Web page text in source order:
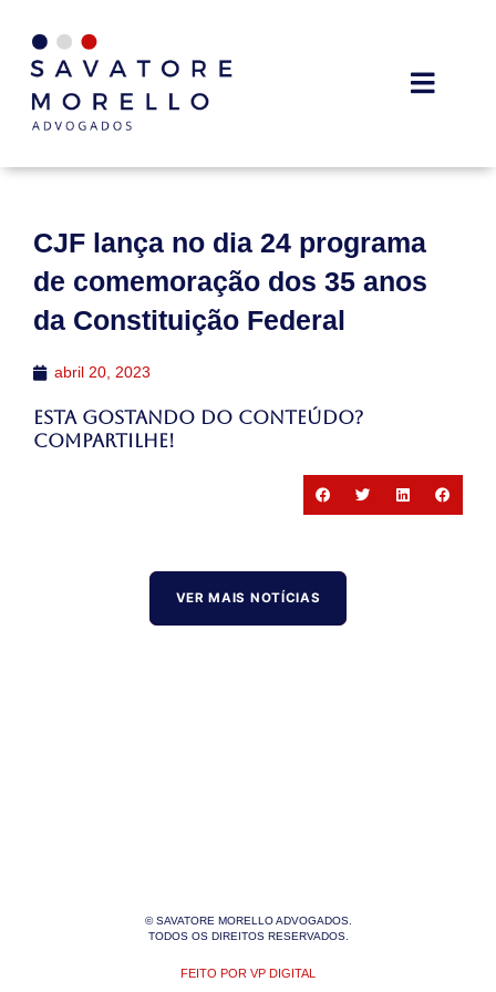
CJF lança no dia 24 programa
de comemoração dos 35 anos
da Constituição Federal
abril 20, 2023
Esta gostando do conteúdo?
Compartilhe!
VER MAIS NOTÍCIAS
© SAVATORE MORELLO ADVOGADOS.
TODOS OS DIREITOS RESERVADOS.
FEITO POR VP DIGITAL